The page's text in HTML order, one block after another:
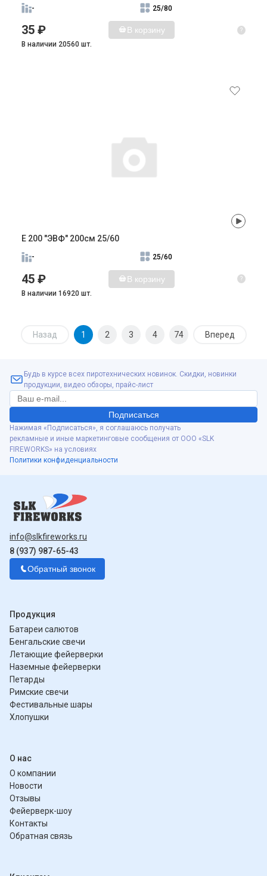
- 25/80
35 ₽ В корзину ?
В наличии 20560 шт.
E 200 "ЭВФ" 200см 25/60
- 25/60
45 ₽ В корзину ?
В наличии 16920 шт.
Назад 1 2 3 4 74 Вперед
Будь в курсе всех пиротехнических новинок. Скидки, новинки
продукции, видео обзоры, прайс-лист
Подписаться
Нажимая «Подписаться», я соглашаюсь получать
рекламные и иные маркетинговые сообщения от ООО «SLK
FIREWORKS» на условиях
Политики конфиденциальности
info@slkfireworks.ru
8 (937) 987-65-43
Обратный звонок
Продукция
Батареи салютов
Бенгальские свечи
Летающие фейерверки
Наземные фейерверки
Петарды
Римские свечи
Фестивальные шары
Хлопушки
О нас
О компании
Новости
Отзывы
Фейерверк-шоу
Контакты
Обратная связь